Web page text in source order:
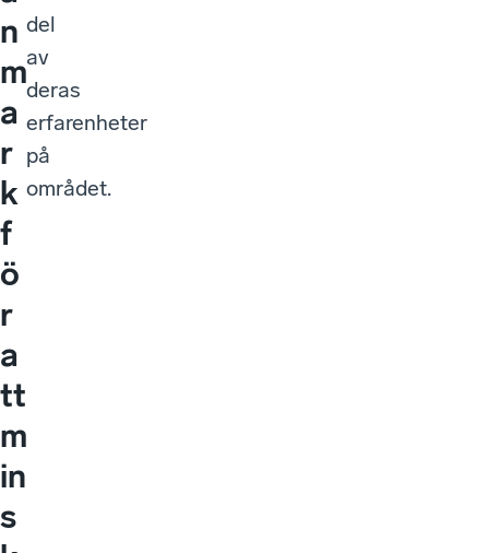
n
m
a
r
k
f
ö
r
a
tt
m
in
s
del
av
deras
erfarenheter
på
området.